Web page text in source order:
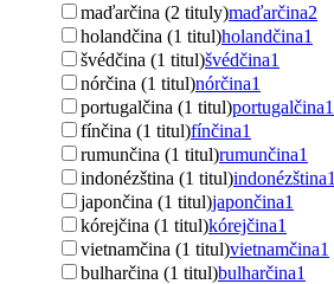
maďarčina (2 tituly)maďarčina2
holandčina (1 titul)holandčina1
švédčina (1 titul)švédčina1
nórčina (1 titul)nórčina1
portugalčina (1 titul)portugalčina1
fínčina (1 titul)fínčina1
rumunčina (1 titul)rumunčina1
indonézština (1 titul)indonézština1
japončina (1 titul)japončina1
kórejčina (1 titul)kórejčina1
vietnamčina (1 titul)vietnamčina1
bulharčina (1 titul)bulharčina1